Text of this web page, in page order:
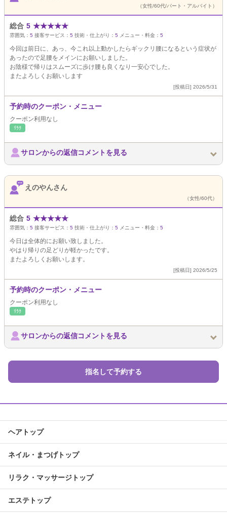
（女性/60代/パート・アルバイト）
総合 5 ★★★★★
雰囲気： 5 接客サービス： 5 技術・仕上がり： 5 メニュー・料金： 5
今回は前日に、あっ、今これ以上動かしたらギックリ腰になるという症状が
あったので足腰をメインにお願いしました。
お陰様で帰りはスムーズに歩け腰も良くなり一安心でした。
またよろしくお願いします
[投稿日] 2026/5/31
予約時のクーポン・メニュー
クーポン利用なし
ﾘﾗｸ
サロンからの返信コメントを見る
えのやんさん
（女性/60代）
総合 5 ★★★★★
雰囲気： 5 接客サービス： 5 技術・仕上がり： 5 メニュー・料金： 5
今日は全体的にお願い致しました。
やはり帰りの足どりが軽かったです。
またよろしくお願いします。
[投稿日] 2026/5/25
予約時のクーポン・メニュー
クーポン利用なし
ﾘﾗｸ
サロンからの返信コメントを見る
指名して予約する
ヘアトップ
ネイル・まつげトップ
リラク・マッサージトップ
エステトップ